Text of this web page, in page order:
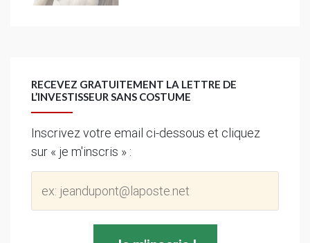
RECEVEZ GRATUITEMENT LA LETTRE DE
L’INVESTISSEUR SANS COSTUME
Inscrivez votre email ci-dessous et cliquez
sur « je m'inscris » :